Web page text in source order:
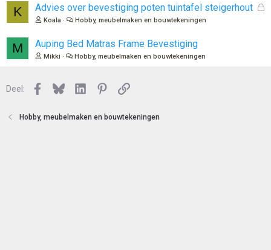
o
K
G
Advies over bevestiging poten tuintafel steigerhout
Koala Hobby, meubelmaken en bouwtekeningen
M Auping Bed Matras Frame Bevestiging
Mikki Hobby, meubelmaken en bouwtekeningen
Deel: Facebook
BlueskyLinkedInPinterest
Link
Hobby, meubelmaken en bouwtekeningen